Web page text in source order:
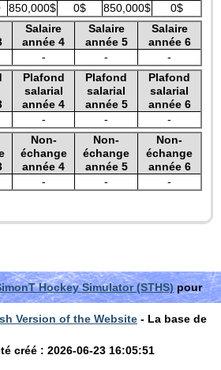
850,000$ 0$ 850,000$
0$
Salaire
année 4
Salaire
année 5
Salaire
année 6
- -
-
Plafond
salarial
année 4
Plafond
salarial
année 5
Plafond
salarial
année 6
- -
-
Non-
échange
année 4
Non-
échange
année 5
Non-
échange
année 6
- - -
Hockey Simulator (STHS)pour
Version of the Website - La base de
créé : 2026-06-23 16:05:51